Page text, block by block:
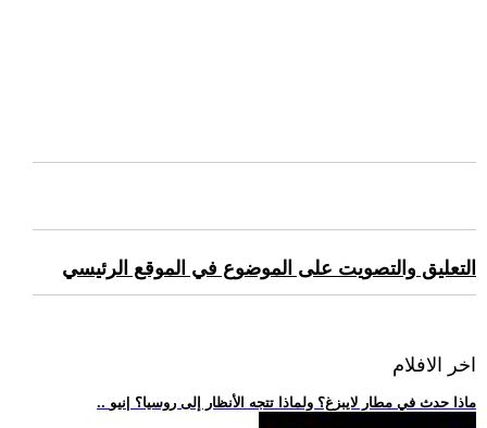
التعليق والتصويت على الموضوع في الموقع الرئيسي
اخر الافلام
.. ماذا حدث في مطار لايبزغ؟ ولماذا تتجه الأنظار إلى روسيا؟ |نيو